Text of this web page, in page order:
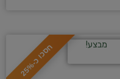
ח
ס
כ
ו
כ
-
2
5
% מבצע!